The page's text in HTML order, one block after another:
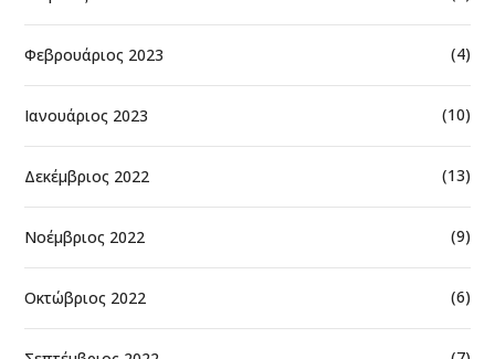
Φεβρουάριος 2023 (4)
Ιανουάριος 2023 (10)
Δεκέμβριος 2022 (13)
Νοέμβριος 2022 (9)
Οκτώβριος 2022 (6)